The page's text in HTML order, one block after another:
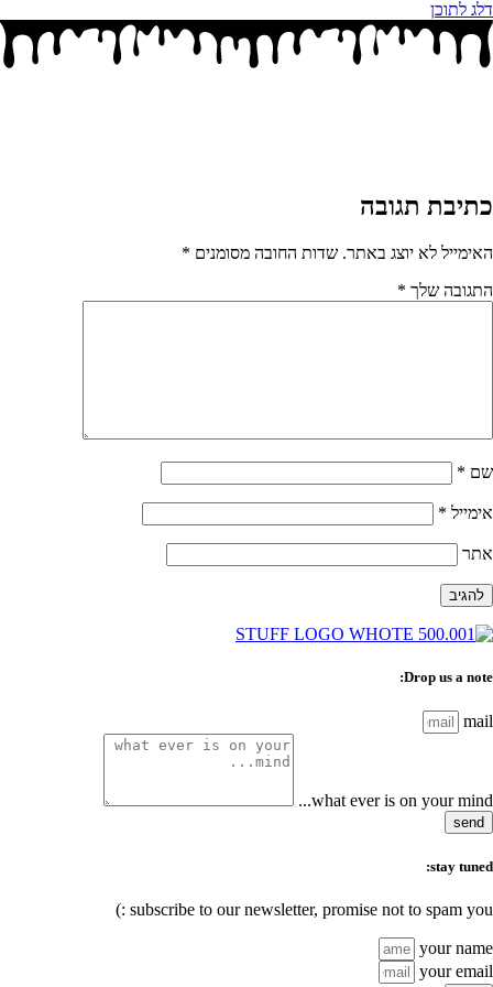
דלג לתוכן
כתיבת תגובה
האימייל לא יוצג באתר. שדות החובה מסומנים *
התגובה שלך *
שם *
אימייל *
אתר
Drop us a note:
mail
what ever is on your mind...
send
stay tuned:
subscribe to our newsletter, promise not to spam you :)
your name
your email